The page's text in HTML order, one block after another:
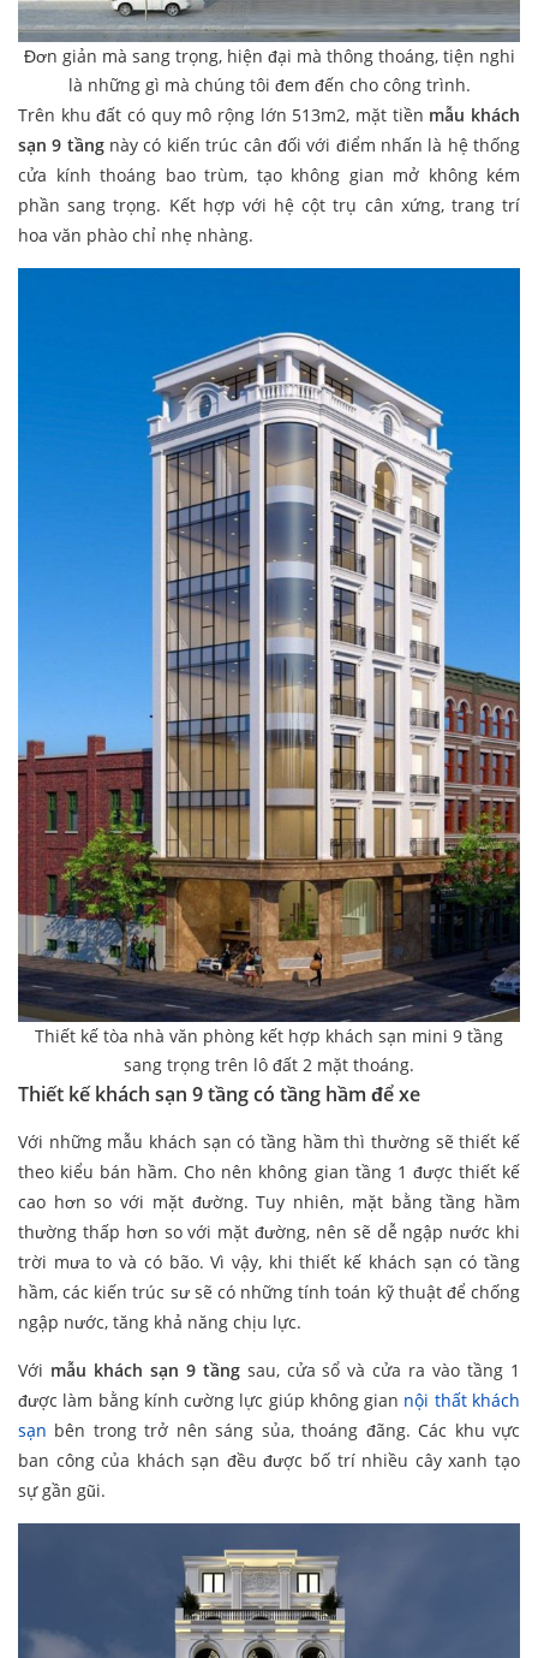
Đơn giản mà sang trọng, hiện đại mà thông thoáng, tiện nghi
là những gì mà chúng tôi đem đến cho công trình.
Trên khu đất có quy mô rộng lớn 513m2, mặt tiền mẫu khách
sạn 9 tầngnày có kiến trúc cân đối với điểm nhấn là hệ thống
cửa kính thoáng bao trùm, tạo không gian mở không kém
phần sang trọng. Kết hợp với hệ cột trụ cân xứng, trang trí
hoa văn phào chỉ nhẹ nhàng.
Thiết kế tòa nhà văn phòng kết hợp khách sạn mini 9 tầng
sang trọng trên lô đất 2 mặt thoáng.
Thiết kế khách sạn 9 tầng có tầng hầm để xe
Với những mẫu khách sạn có tầng hầm thì thường sẽ thiết kế
theo kiểu bán hầm. Cho nên không gian tầng 1 được thiết kế
cao hơn so với mặt đường. Tuy nhiên, mặt bằng tầng hầm
thường thấp hơn so với mặt đường, nên sẽ dễ ngập nước khi
trời mưa to và có bão. Vì vậy, khi thiết kế khách sạn có tầng
hầm, các kiến trúc sư sẽ có những tính toán kỹ thuật để chống
ngập nước, tăng khả năng chịu lực.
Với mẫu khách sạn 9 tầng sau, cửa sổ và cửa ra vào tầng 1
được làm bằng kính cường lực giúp không gian nội thất khách
sạn bên trong trở nên sáng sủa, thoáng đãng. Các khu vực
ban công của khách sạn đều được bố trí nhiều cây xanh tạo
sự gần gũi.